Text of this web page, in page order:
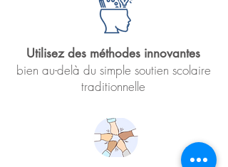
Utilisez des méthodes innovantes
bien au-delà du simple soutien scolaire
traditionnelle